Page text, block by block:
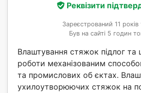
Реквізити
Зареєстрований 11
Був на сайті 5 годин
Влаштування стяжок підлог та
роботи механізованим
та промислових об єктах.
ухилоутворюючих стяжок на